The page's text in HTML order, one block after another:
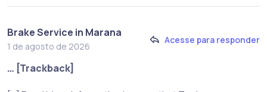
Brake Service in Marana
1 de agosto de 2026
Acesse para responder
… [Trackback]